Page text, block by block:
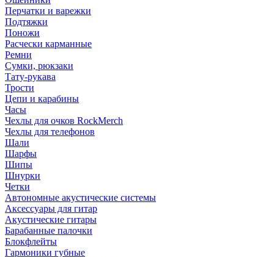
Перчатки и варежки
Подтяжки
Поножи
Расчески карманные
Ремни
Сумки, рюкзаки
Тату-рукава
Трости
Цепи и карабины
Часы
Чехлы для очков RockMerch
Чехлы для телефонов
Шали
Шарфы
Шипы
Шнурки
Четки
Автономные акустические системы
Аксессуары для гитар
Акустические гитары
Барабанные палочки
Блокфлейты
Гармоники губные